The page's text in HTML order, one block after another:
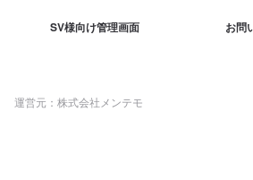
SV様向け管理画面 お問
運営元：株式会社メンテモ